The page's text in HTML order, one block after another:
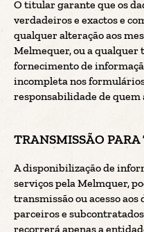
O titular garante que os
verdadeiros e exactos e
qualquer alteração aos
Melmequer, ou a qualquer
fornecimento de
incompleta nos
responsabilidade de
TRANSMISSÃO PARA
A disponibilização de
serviços pela Melmquer,
transmissão ou acesso aos
parceiros e
recorrerá apenas a